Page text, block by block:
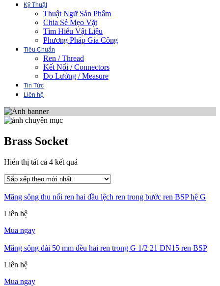
Kỹ Thuật
Thuật Ngữ Sản Phẩm
Chia Sẻ Mẹo Vặt
Tìm Hiểu Vật Liệu
Phương Pháp Gia Công
Tiêu Chuẩn
Ren / Thread
Kết Nối / Connectors
Đo Lường / Measure
Tin Tức
Liên hệ
Brass Socket
Hiển thị tất cả 4 kết quả
mới
Măng sông thu nối ren hai đầu lệch ren trong bước ren BSP hệ G
Liên hệ
Mua ngay
Măng sông dài 50 mm đều hai ren trong G 1/2 21 DN15 ren BSP
Liên hệ
Mua ngay